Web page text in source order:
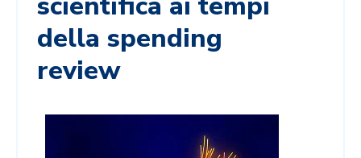
della spending
review